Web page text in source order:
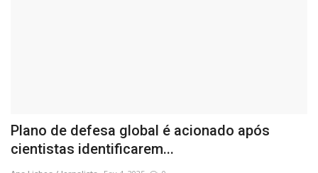
Plano de defesa global é acionado após
cientistas identificarem...